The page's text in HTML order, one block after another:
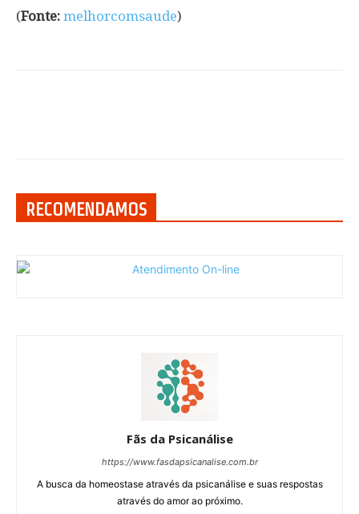
(Fonte: melhorcomsaude)
RECOMENDAMOS
Fãs da Psicanálise
https://www.fasdapsicanalise.com.br
A busca da homeostase através da psicanálise e suas respostas
através do amor ao próximo.